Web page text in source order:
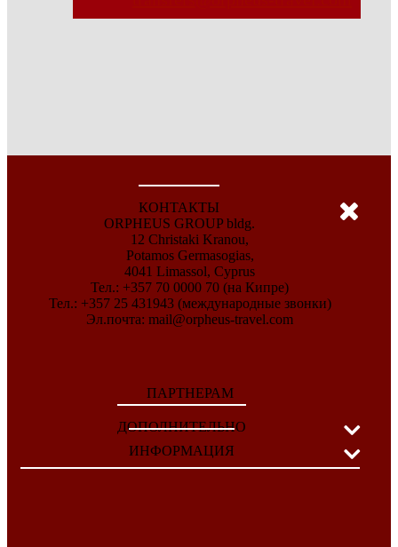
КОНТАКТЫ
ORPHEUS GROUP bldg.
12 Christaki Kranou,
Potamos Germasogias,
4041 Limassol, Cyprus
Тел.: +357 70 0000 70 (на Кипре)
Тел.: +357 25 431943 (международные звонки)
Эл.почта:mail@orpheus-travel.com
ПАРТНЕРАМ
ДОПОЛНИТЕЛЬНО
ИНФОРМАЦИЯ